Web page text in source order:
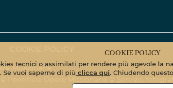
Missionarie
Pontificie Opere Missionarie © Servizio
COOKIE POLICY
tecnici o assimilati per rendere più agevole la
Se vuoi saperne di più clicca qui. Chiudendo